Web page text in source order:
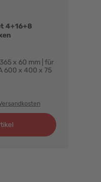
4+16+8
x 60 mm | für
600 x 400 x 75